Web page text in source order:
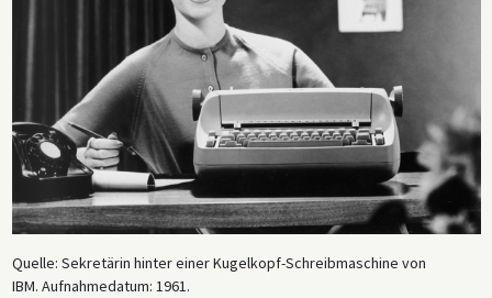
Quelle: Sekretärin hinter einer Kugelkopf-Schreibmaschine von
IBM. Aufnahmedatum: 1961.